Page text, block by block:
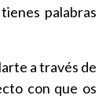
palabras
a través de
con que os